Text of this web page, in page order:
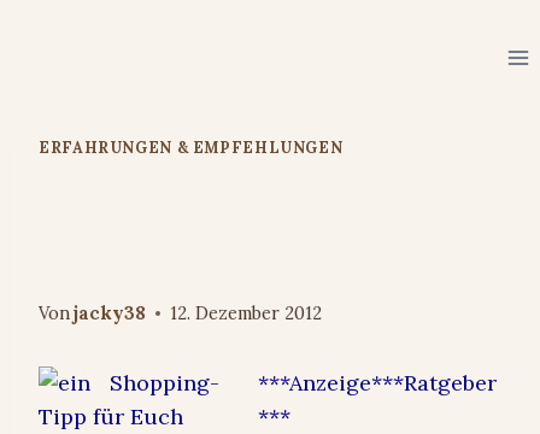
ERFAHRUNGEN & EMPFEHLUNGEN
Vonjacky38 12. Dezember 2012
***Anzeige***Ratgeber
***